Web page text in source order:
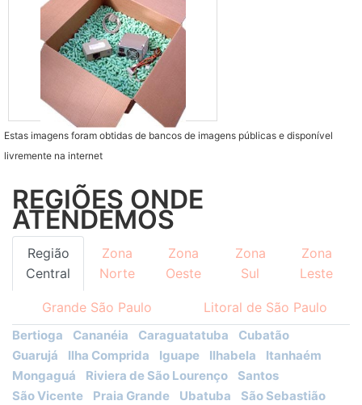
Estas imagens foram obtidas de bancos de imagens públicas e disponível
livremente na internet
REGIÕES ONDE
ATENDEMOS
Região
Central
Zona
Norte
Zona
Oeste
Zona
Sul
Zona
Leste
Grande São Paulo Litoral de São Paulo
Bertioga Cananéia Caraguatatuba
Cubatão
Guarujá
Ilha Comprida Iguape Ilhabela
Itanhaém
Mongaguá
Riviera de São Lourenço
Santos
São Vicente
Praia Grande Ubatuba
São Sebastião